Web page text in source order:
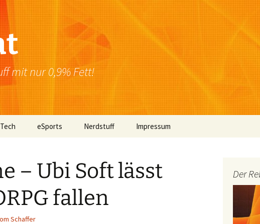
mit nur 0,9% Fett!
Mac OS
Linux
Browser
eSports Nerdstuff Impressum
– Ubi Soft lässt
fallen
Schaffer
Der